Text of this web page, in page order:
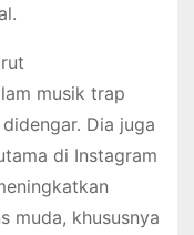
musik trap
Dia juga
di Instagram
muda, khususnya